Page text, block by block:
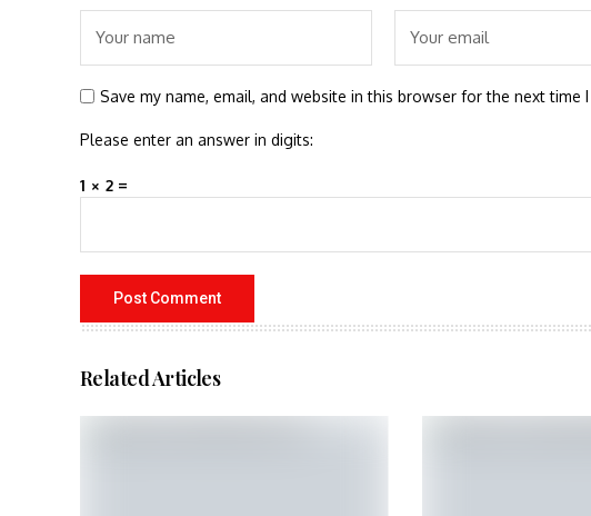
Save my name, email, and website in this browser for the next time
Please enter an answer in digits:
1 × 2 =
Related Articles